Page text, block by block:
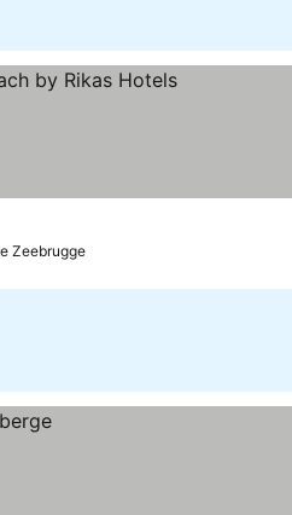
Zeebrugge